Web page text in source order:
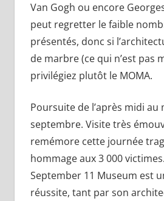
Van Gogh ou encore
peut regretter le faible
présentés, donc si
de marbre (ce qui n’est pas
privilégiez plutôt le MOMA.
Poursuite de l’après midi au
septembre. Visite très
remémore cette journée
hommage aux 3 000
September 11 Museum est
réussite, tant par son